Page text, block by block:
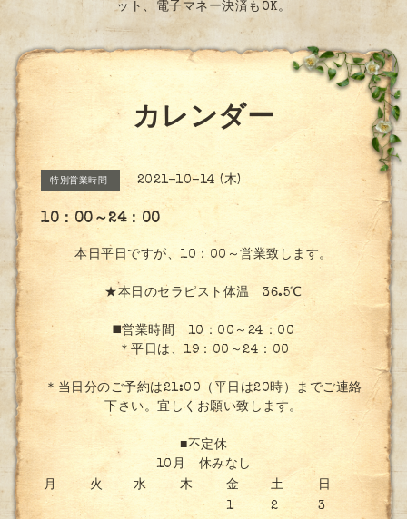
ット、電子マネー決済もOK。
カレンダー
特別営業時間 2021-10-14 (木)
10：00～24：00
本日平日ですが、10：00～営業致します。
★本日のセラピスト体温 36.5℃
◼️営業時間 10：00～24：00
＊平日は、19：00～24：00
＊当日分のご予約は21:00（平日は20時）までご連絡
下さい。宜しくお願い致します。
■不定休
10月 休みなし
月
火 水 木 金 土
日
1
2
3